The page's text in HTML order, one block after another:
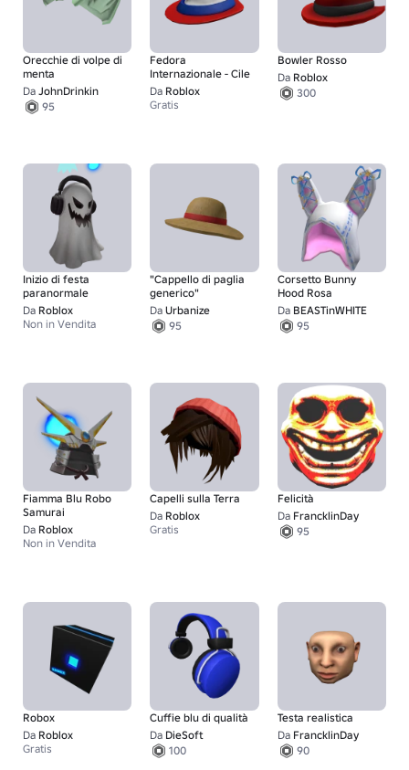
Orecchie di volpe di
menta
Da JohnDrinkin
95
Fedora
Internazionale - Cile
Da Roblox
Gratis
Bowler Rosso
Da Roblox
300
Inizio di festa
paranormale
Da Roblox
Non in Vendita
"Cappello di paglia
generico"
Da Urbanize
95
Corsetto Bunny
Hood Rosa
Da BEASTinWHITE
95
Fiamma Blu Robo
Samurai
Da Roblox
Non in Vendita
Capelli sulla Terra
Da Roblox
Gratis
Felicità
Da FrancklinDay
95
Robox
Da Roblox
Gratis
Cuffie blu di qualità
Da DieSoft
100
Testa realistica
Da FrancklinDay
90